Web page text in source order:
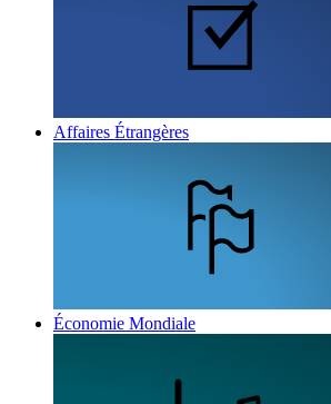
Affaires Étrangères
Économie Mondiale